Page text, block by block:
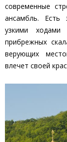
современные
ансамбль. Есть
узкими
прибрежных
верующих
влечет своей